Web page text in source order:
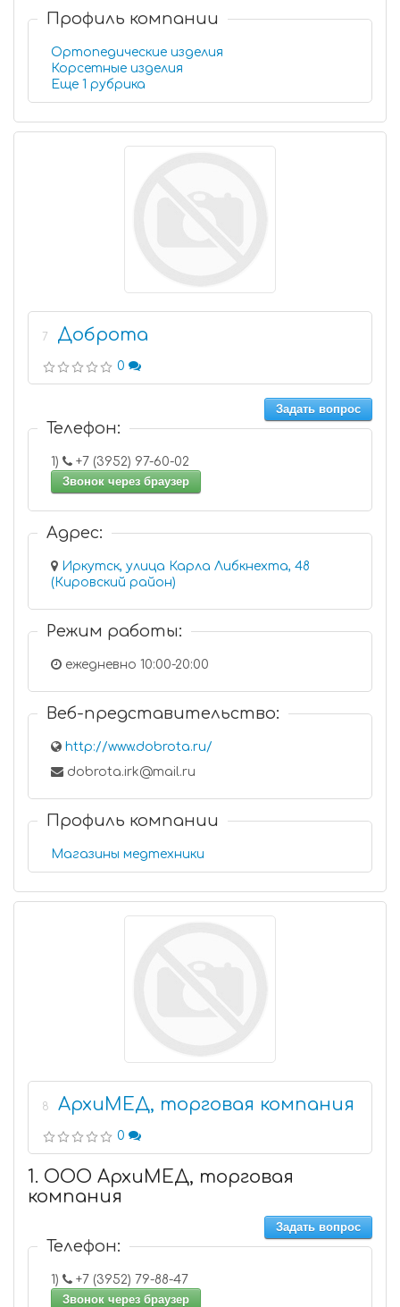
Профиль компании
Ортопедические изделия
Корсетные изделия
Еще 1 рубрика
7 Доброта
0
Задать вопрос
Телефон:
1)
+7 (3952) 97-60-02
Звонок через браузер
Адрес:
Иркутск, улица Карла Либкнехта, 48
(Кировский район)
Режим работы:
ежедневно 10:00-20:00
Веб-представительство:
http://www.dobrota.ru/
dobrota.irk@mail.ru
Профиль компании
Магазины медтехники
8 АрхиМЕД, торговая компания
0
1. ООО АрхиМЕД, торговая
компания
Задать вопрос
Телефон:
1)
+7 (3952) 79-88-47
Звонок через браузер